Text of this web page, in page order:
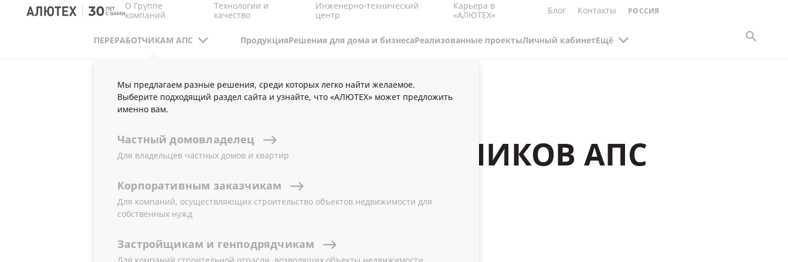
О Группе
компаний
Технологии и
качество
Инженерно-технический
центр
Карьера в
«АЛЮТЕХ» Блог Контакты РОССИЯ
ПЕРЕРАБОТЧИКАМ АПС
Мы предлагаем разные решения, среди которых легко найти желаемое.
Выберите подходящий раздел сайта и узнайте, что «АЛЮТЕХ» может предложить
именно вам.
Частный домовладелец
Для владельцев частных домов и квартир
Корпоративным заказчикам
Для компаний, осуществляющих строительство объектов недвижимости для
собственных нужд
Застройщикам и генподрядчикам
ПродукцияРешения для дома и бизнесаРеализованные проектыЛичный кабинетЕщё
ПЕРЕРАБОТЧИКАМ АПС ПУБЛИКАЦИИ ВИДЕО
ВИДЕО ДЛЯ ПЕРЕРАБОТЧИКОВ АПС